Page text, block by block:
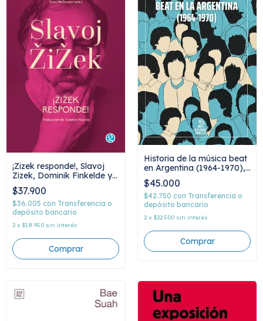
¡Zizek responde!, Slavoj
Zizek, Dominik Finkelde y
Todd McGowan
$37.900
$36.005 con Transferencia o
depósito bancario
2 x $18.950 sin interés
Historia de la música beat
en Argentina (1964-1970),
Julian Delgado
$45.000
$42.750 con Transferencia o
depósito bancario
2 x $22.500 sin interés